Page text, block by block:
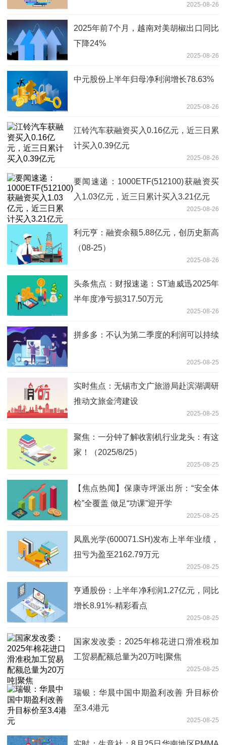
2025-08-26
2025年前7个月，越南对美胡椒出口同比
下降24%
2025-08-26
中元股份上半年归母净利润增长78.63%
2025-08-26
江铃汽车获融资买入0.16亿元，近三日累
计买入0.39亿元
2025-08-26
要闻速递：1000ETF(512100)获融资买
入1.03亿元，近三日累计买入3.21亿元
2025-08-26
利元亨：融资余额5.88亿元，创历史新高
（08-25）
2025-08-26
头条焦点：财报速递：ST迪威迅2025年
半年度净亏损317.50万元
2025-08-26
拼多多：不认为第二季度的利润可以持续
2025-08-25
实时焦点：无锡市文广旅游局赴滨湖调研
推动文旅金湾建设
2025-08-25
聚焦：一分钟了解收割机行业龙头：有这
家！（2025/8/25）
2025-08-25
【焦点热闻】保康寺坪派出所：“安全体
检”全覆盖 做足“功课”迎开学
2025-08-25
凤凰光学(600071.SH)发布上半年业绩，
扭亏为盈至2162.79万元
2025-08-25
亨通股份：上半年净利润1.27亿元，同比
增长8.91%-精彩看点
2025-08-25
国家发改委：2025年棉花进口滑准税加
工贸易配额总量为20万吨|聚焦
2025-08-25
瑞银：华晨中国中期盈利改善 升目标价
至3.4港元
2025-08-25